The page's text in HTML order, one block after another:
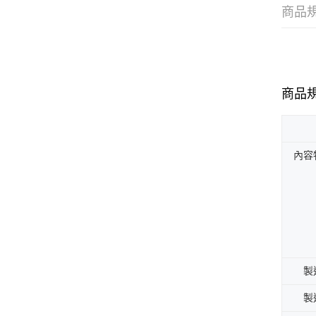
商品
商品
內容
製
製